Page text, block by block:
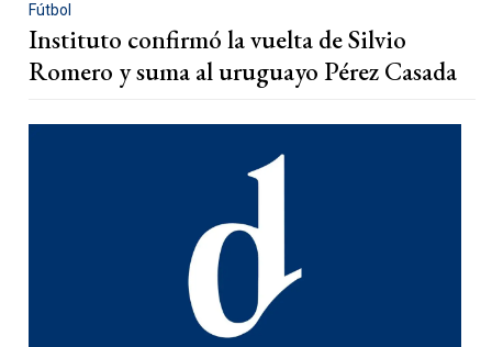
Fútbol
Instituto confirmó la vuelta de Silvio
Romero y suma al uruguayo Pérez Casada